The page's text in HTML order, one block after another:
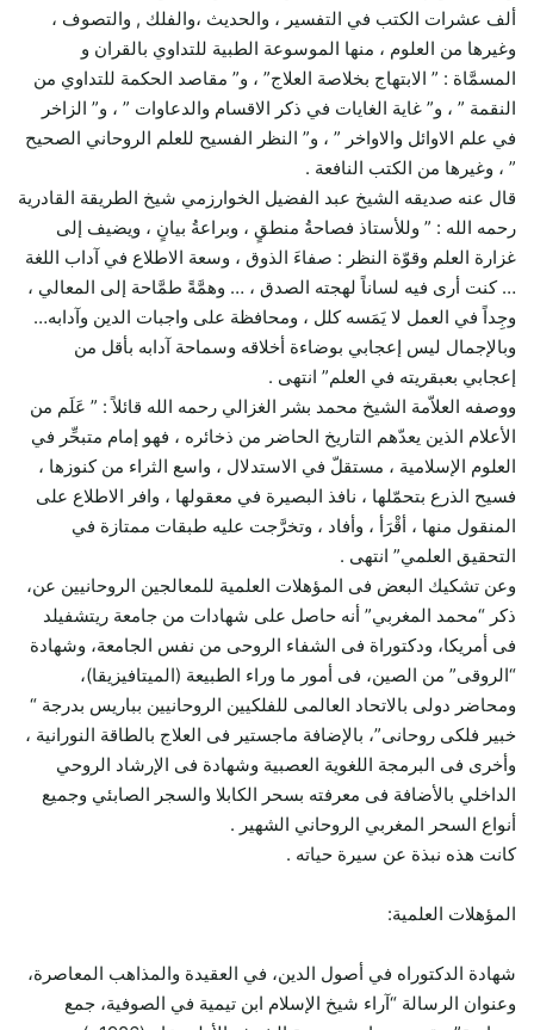
ألف عشرات الكتب في التفسير ، والحديث ،والفلك , والتصوف ،
وغيرها من العلوم ، منها الموسوعة الطبية للتداوي بالقران و
المسمَّاة : ” الابتهاج بخلاصة العلاج” ، و” مقاصد الحكمة للتداوي من
النقمة ” ، و” غاية الغايات في ذكر الاقسام والدعاوات ” ، و” الزاخر
في علم الاوائل والاواخر ” ، و” النظر الفسيح للعلم الروحاني الصحيح
” ، وغيرها من الكتب النافعة .
قال عنه صديقه الشيخ عبد الفضيل الخوارزمي شيخ الطريقة القادرية
رحمه الله : ” وللأستاذ فصاحةُ منطقٍ ، وبراعةُ بيانٍ ، ويضيف إلى
غزارة العلم وقوّة النظر : صفاءَ الذوق ، وسعة الاطلاع في آداب اللغة
… كنت أرى فيه لساناً لهجته الصدق ، … وهمَّةً طمَّاحة إلى المعالي ،
وجِداً في العمل لا يَمَسه كلل ، ومحافظة على واجبات الدين وآدابه…
وبالإجمال ليس إعجابي بوضاءة أخلاقه وسماحة آدابه بأقل من
إعجابي بعبقريته في العلم” انتهى .
ووصفه العلاّمة الشيخ محمد بشر الغزالي رحمه الله قائلاً : ” عَلَم من
الأعلام الذين يعدّهم التاريخ الحاضر من ذخائره ، فهو إمام متبحِّر في
العلوم الإسلامية ، مستقلّ في الاستدلال ، واسع الثراء من كنوزها ،
فسيح الذرع بتحمّلها ، نافذ البصيرة في معقولها ، وافر الاطلاع على
المنقول منها ، أقْرَأ ، وأفاد ، وتخرَّجت عليه طبقات ممتازة في
التحقيق العلمي” انتهى .
وعن تشكيك البعض فى المؤهلات العلمية للمعالجين الروحانيين عن،
ذكر “محمد المغربي” أنه حاصل على شهادات من جامعة ريتشفيلد
فى أمريكا، ودكتوراة فى الشفاء الروحى من نفس الجامعة، وشهادة
“الروقى” من الصين، فى أمور ما وراء الطبيعة (الميتافيزيقا)،
ومحاضر دولى بالاتحاد العالمى للفلكيين الروحانيين بباريس بدرجة “
خبير فلكى روحانى”، بالإضافة ماجستير فى العلاج بالطاقة النورانية ،
وأخرى فى البرمجة اللغوية العصبية وشهادة فى الإرشاد الروحي
الداخلي بالأضافة فى معرفته بسحر الكابلا والسجر الصابئي وجميع
أنواع السحر المغربي الروحاني الشهير .
كانت هذه نبذة عن سيرة حياته .
المؤهلات العلمية:
شهادة الدكتوراه في أصول الدين، في العقيدة والمذاهب المعاصرة،
وعنوان الرسالة “آراء شيخ الإسلام ابن تيمية في الصوفية، جمع